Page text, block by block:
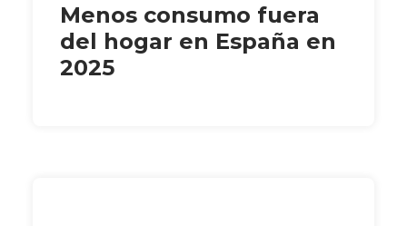
Menos consumo fuera
del hogar en España en
2025